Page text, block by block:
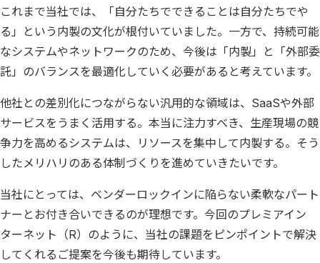
これまで当社では、「自分たちでできることは自分たちでや
る」という内製の文化が根付いていました。一方で、持続可能
なシステムやネットワークのため、今後は「内製」と「外部委
託」のバランスを最適化していく必要があると考えています。
他社との差別化につながらない汎用的な領域は、SaaSや外部
サービスをうまく活用する。本当に注力すべき、生産現場の競
争力を高めるシステムは、リソースを集中して内製する。そう
したメリハリのある体制づくりを進めていきたいです。
当社にとっては、ベンダーロックインに陥らない柔軟なパート
ナーとお付き合いできるのが理想です。今回のプレミアイン
ターネット（R）のように、当社の課題をピンポイントで解決
してくれるご提案を今後も期待しています。